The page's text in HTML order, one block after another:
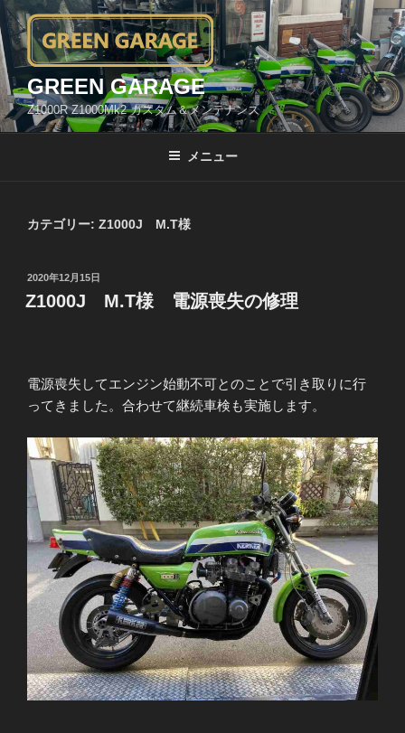
コ
ン
テ
ン
ツ
へ
GREEN GARAGE
Z1000R Z1000Mk2 カスタム＆メンテナンス
メニュー
カテゴリー: Z1000J M.T様
投
稿
日:
2020年12月15日
Z1000J M.T様 電源喪失の修理
電源喪失してエンジン始動不可とのことで引き取りに行
ってきました。合わせて継続車検も実施します。